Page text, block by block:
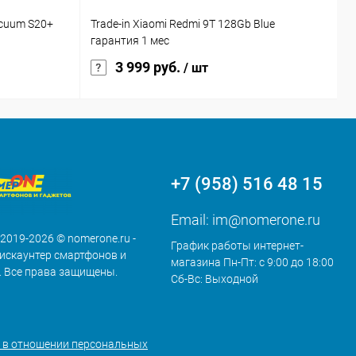
S20+
Trade-in Xiaomi Redmi 9T 128Gb Blue
гарантия 1 мес
3 999 руб. / шт
2026 © nomerone.ru -
смартфонов и
Все права защищены.
отношении персональных
+7 (958) 516 48 15
Email: im@nomerone.ru
График работы интернет-
магазина Пн-Пт: с 9:00 до 18:00
Сб-Вс: Выходной